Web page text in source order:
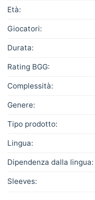
Età:
Giocatori:
Durata:
Rating BGG:
Complessità:
Genere:
Tipo prodotto:
Lingua:
Dipendenza dalla lingua:
Sleeves: